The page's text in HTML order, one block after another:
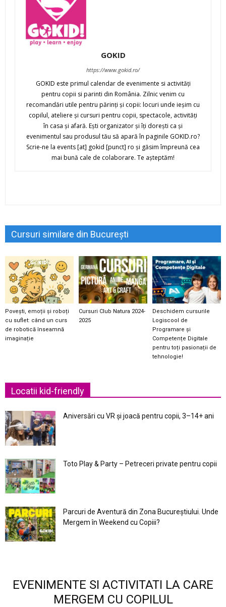
GOKID
https://www.gokid.ro/
GOKID este primul calendar de evenimente si activităţi
pentru copii si parinti din România. Zilnic venim cu
recomandări utile pentru părinţi şi copii: locuri unde ieşim cu
copilul, ateliere şi cursuri pentru copii, spectacole, activităţi
în casa şi afară. Eşti organizator şi îţi doreşti ca şi
evenimentul sau produsul tău să apară în paginile GOKID.ro?
Scrie-ne la events [at] gokid [punct] ro şi găsim împreună cea
mai bună cale de colaborare. Te aşteptăm!
Cursuri similare din București
Povești, emoții și roboți
cu suflet: când un curs
de robotică înseamnă
imaginație
Cursuri Club Natura 2024-
2025
Deschidem cursurile
Logiscool de
Programare și
Competențe Digitale
pentru toți pasionații de
tehnologie!
Locatii kid-friendly
Aniversări cu VR și joacă pentru copii, 3–14+ ani
Toto Play & Party – Petreceri private pentru copii
Parcuri de Aventură din Zona Bucureştiului. Unde
Mergem în Weekend cu Copiii?
EVENIMENTE SI ACTIVITATI LA CARE
MERGEM CU COPILUL